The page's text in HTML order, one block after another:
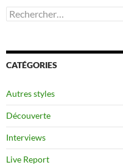
Rechercher :
CATÉGORIES
Autres styles
Découverte
Interviews
Live Report